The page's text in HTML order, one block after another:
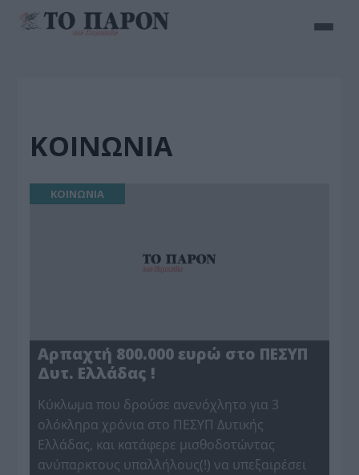
ΚΟΙΝΩΝΙΑ
ΚΟΙΝΩΝΙΑ
Αρπαχτή 800.000 ευρώ στο ΠΕΣΥΠ
Δυτ. Ελλάδας !
Κύκλωμα που δρούσε ανενόχλητο για 3
ολόκληρα χρόνια στο ΠΕΣΥΠ Δυτικής
Ελλάδας, και κατάφερε μισθοδοτώντας
ανύπαρκτους υπαλλήλους(!) να υπεξαιρέσει